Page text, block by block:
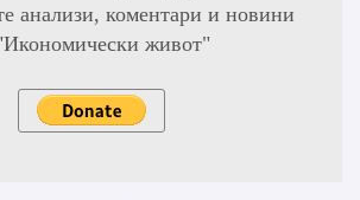
анализи, коментари и новини
живот"